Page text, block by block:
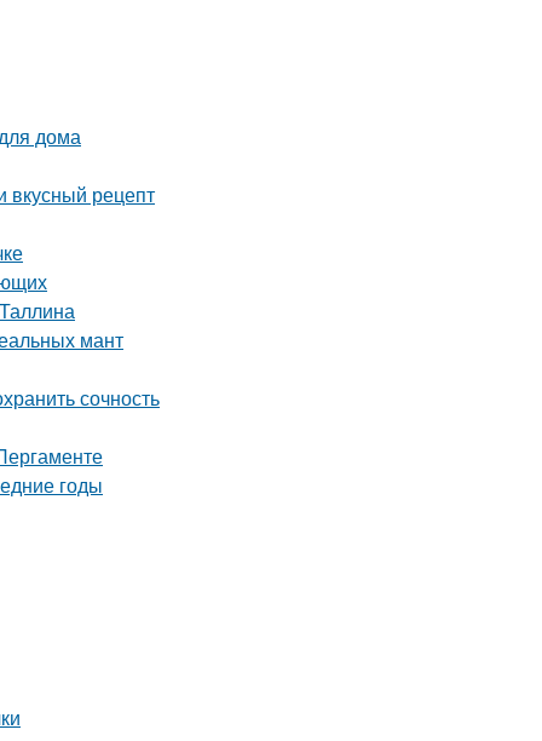
дома
вкусный рецепт
мант
сочность
годы